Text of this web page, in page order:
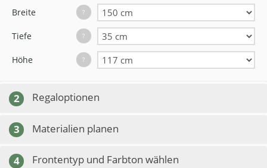
Breite ?
Tiefe ?
Höhe ?
2 Regaloptionen
3 Materialien planen
4 Frontentyp und Farbton wählen